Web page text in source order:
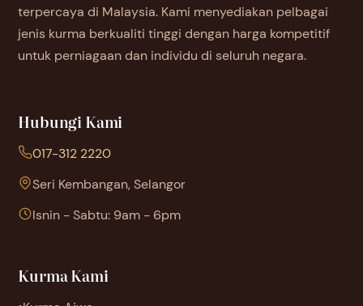
terpercaya di Malaysia. Kami menyediakan pelbagai
jenis kurma berkualiti tinggi dengan harga kompetitif
untuk perniagaan dan individu di seluruh negara.
Hubungi Kami
017-312 2220
Seri Kembangan, Selangor
Isnin - Sabtu: 9am - 6pm
Kurma Kami